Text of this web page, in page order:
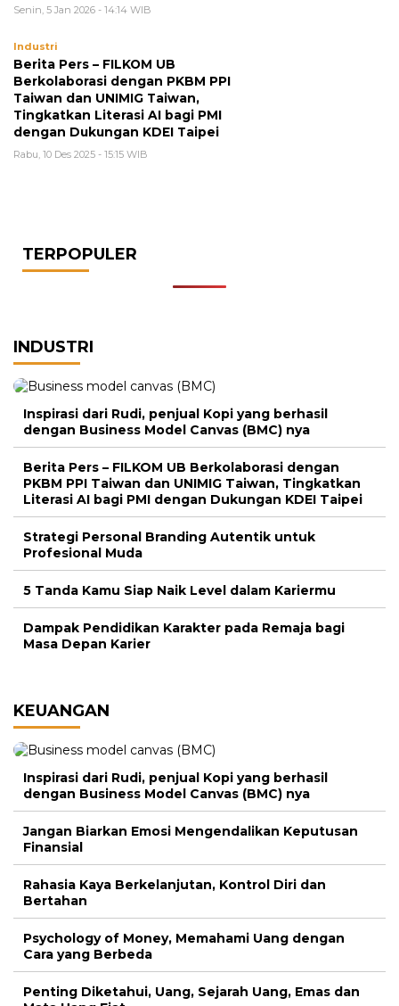
Senin, 5 Jan 2026 - 14:14 WIB
Industri
Berita Pers – FILKOM UB
Berkolaborasi dengan PKBM PPI
Taiwan dan UNIMIG Taiwan,
Tingkatkan Literasi AI bagi PMI
dengan Dukungan KDEI Taipei
Rabu, 10 Des 2025 - 15:15 WIB
TERPOPULER
INDUSTRI
Inspirasi dari Rudi, penjual Kopi yang berhasil
dengan Business Model Canvas (BMC) nya
Berita Pers – FILKOM UB Berkolaborasi dengan
PKBM PPI Taiwan dan UNIMIG Taiwan, Tingkatkan
Literasi AI bagi PMI dengan Dukungan KDEI Taipei
Strategi Personal Branding Autentik untuk
Profesional Muda
5 Tanda Kamu Siap Naik Level dalam Kariermu
Dampak Pendidikan Karakter pada Remaja bagi
Masa Depan Karier
KEUANGAN
Inspirasi dari Rudi, penjual Kopi yang berhasil
dengan Business Model Canvas (BMC) nya
Jangan Biarkan Emosi Mengendalikan Keputusan
Finansial
Rahasia Kaya Berkelanjutan, Kontrol Diri dan
Bertahan
Psychology of Money, Memahami Uang dengan
Cara yang Berbeda
Penting Diketahui, Uang, Sejarah Uang, Emas dan